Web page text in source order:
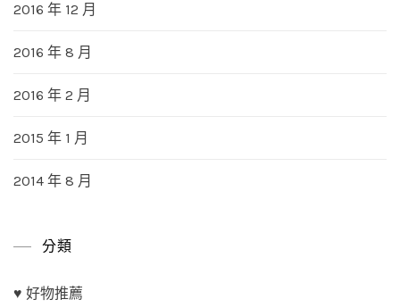
2016 年 12 月
2016 年 8 月
2016 年 2 月
2015 年 1 月
2014 年 8 月
分類
♥ 好物推薦